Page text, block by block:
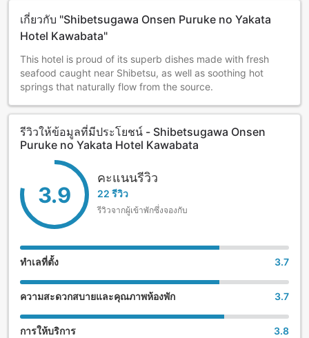
เกี่ยวกับ "Shibetsugawa Onsen Puruke no Yakata
Hotel Kawabata"
This hotel is proud of its superb dishes made with fresh
seafood caught near Shibetsu, as well as soothing hot
springs that naturally flow from the source.
รีวิวให้ข้อมูลที่มีประโยชน์ - Shibetsugawa Onsen
Puruke no Yakata Hotel Kawabata
3.9
คะแนนรีวิว
22 รีวิว
รีวิวจากผู้เข้าพักซึ่งจองกับ
ทำเลที่ตั้ง 3.7
ความสะดวกสบายและคุณภาพห้องพัก 3.7
การให้บริการ 3.8